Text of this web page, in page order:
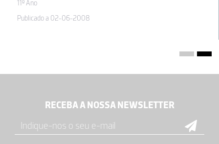
11º Ano
Publicado a 02-06-2008
RECEBA A NOSSA NEWSLETTER